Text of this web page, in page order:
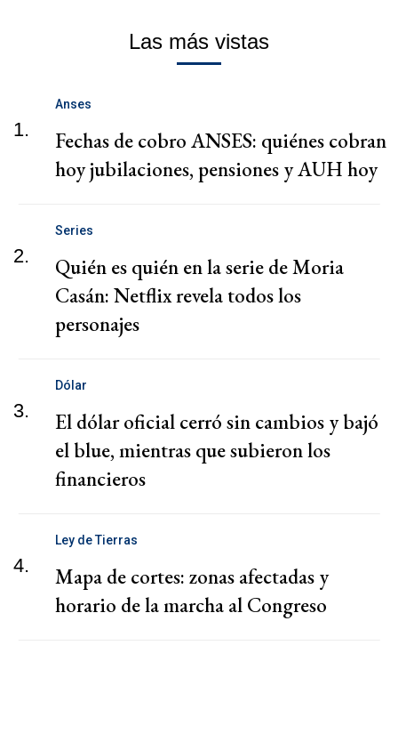
Las más vistas
1.
Anses
Fechas de cobro ANSES: quiénes cobran
hoy jubilaciones, pensiones y AUH hoy
2.
Series
Quién es quién en la serie de Moria
Casán: Netflix revela todos los
personajes
3.
Dólar
El dólar oficial cerró sin cambios y bajó
el blue, mientras que subieron los
financieros
4.
Ley de Tierras
Mapa de cortes: zonas afectadas y
horario de la marcha al Congreso